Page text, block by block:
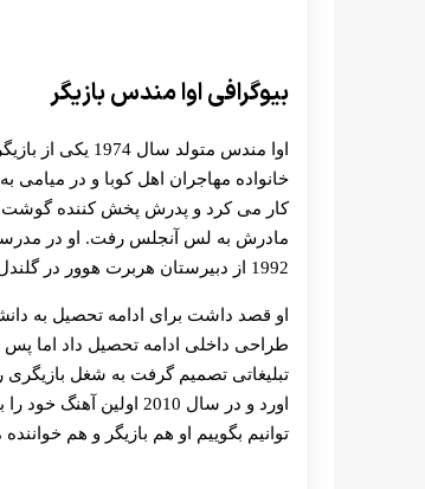
بیوگرافی اوا مندس بازیگر
اوا مندس
خانواده مهاجران اهل کوبا و در میامی
کار می کرد و پدرش پخش کننده گوشت
مادرش به لس آنجلس رفت. او در
1992 از دبیرستان هربرت هوور در گلندل فارغ التحصیل شد.
او قصد داشت برای ادامه تحصیل به
طراحی داخلی ادامه تحصیل داد اما پس
تبلیغاتی تصمیم گرفت به شغل
اورد و در سال 2010
توانیم بگوییم او هم بازیگر و هم